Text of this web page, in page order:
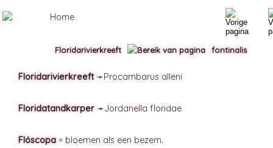
Floridarivierkreeft➛Procambarus alleni
Floridatandkarper ➛Jordanella floridae
Flóscopa = bloemen als een bezem.
Floridarivierkreeft fontinalis